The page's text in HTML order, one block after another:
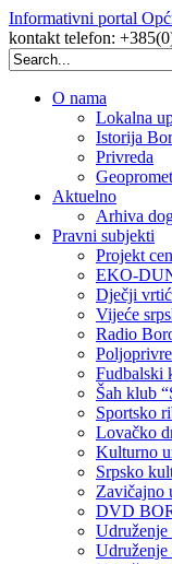
Informativni portal
kontakt telefon:
Search
for:
O nama
Lokalna
Istorija
Privreda
Aktuelno
Arhiva
Pravni subjekti
Projekt
EKO-
Dječji
Vijeće
Radio
Fudbalski
Šah klub
Sportsko
Lovačko
Kulturno
Srpsko
Zavičajno
DVD
Udruženje
Udruženje